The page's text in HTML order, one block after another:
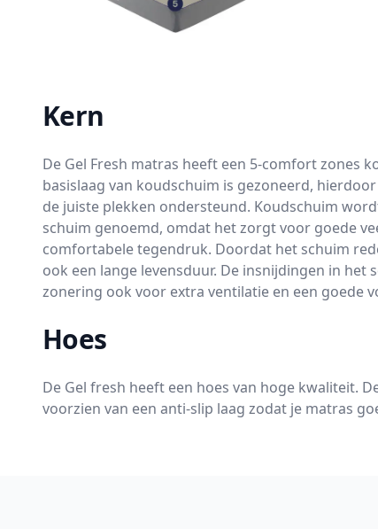
Kern
De Gel Fresh matras heeft een 5-comfort zones
basislaag van koudschuim is gezoneerd,
de juiste plekken ondersteund. Koudschuim
schuim genoemd, omdat het zorgt voor goede
comfortabele tegendruk. Doordat het schuim
ook een lange levensduur. De insnijdingen in het
zonering ook voor extra ventilatie en een goede
Hoes
De Gel fresh heeft een hoes van hoge kwaliteit.
voorzien van een anti-slip laag zodat je matras